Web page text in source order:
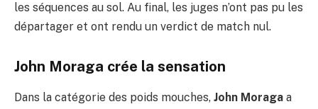
les séquences au sol. Au final, les juges n’ont pas pu les
départager et ont rendu un verdict de match nul.
John Moraga crée la sensation
Dans la catégorie des poids mouches, John Moraga a